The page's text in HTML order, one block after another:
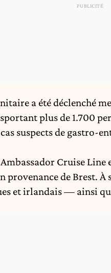
a été déclenché
plus de 1.700
suspects de gastro-
Cruise
provenance de Brest.
et irlandais — ainsi